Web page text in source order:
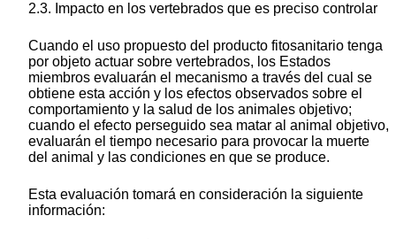
2.3. Impacto en los vertebrados que es preciso controlar
Cuando el uso propuesto del producto fitosanitario tenga
por objeto actuar sobre vertebrados, los Estados
miembros evaluarán el mecanismo a través del cual se
obtiene esta acción y los efectos observados sobre el
comportamiento y la salud de los animales objetivo;
cuando el efecto perseguido sea matar al animal objetivo,
evaluarán el tiempo necesario para provocar la muerte
del animal y las condiciones en que se produce.
Esta evaluación tomará en consideración la siguiente
información: